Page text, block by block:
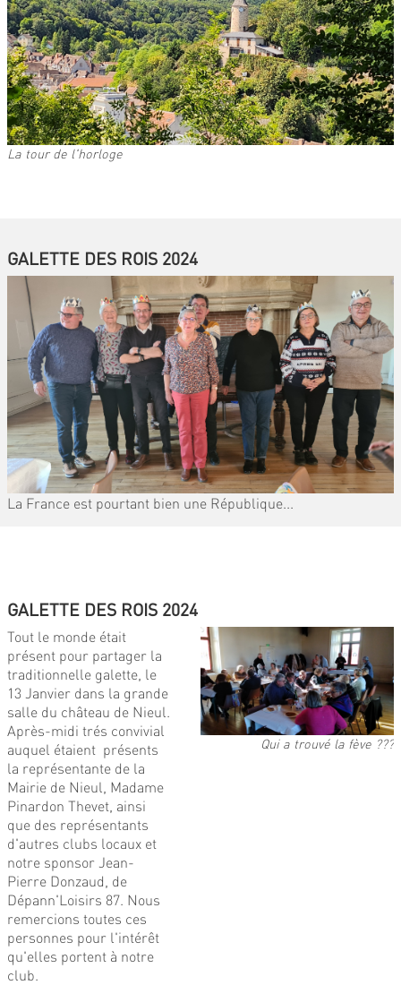
La tour de l'horloge
GALETTE DES ROIS 2024
La France est pourtant bien une République...
GALETTE DES ROIS 2024
Qui a trouvé la fève ???
Tout le monde était
présent pour partager la
traditionnelle galette, le
13 Janvier dans la grande
salle du château de Nieul.
Après-midi trés convivial
auquel étaient présents
la représentante de la
Mairie de Nieul, Madame
Pinardon Thevet, ainsi
que des représentants
d'autres clubs locaux et
notre sponsor Jean-
Pierre Donzaud, de
Dépann'Loisirs 87. Nous
remercions toutes ces
personnes pour l'intérêt
qu'elles portent à notre
club.